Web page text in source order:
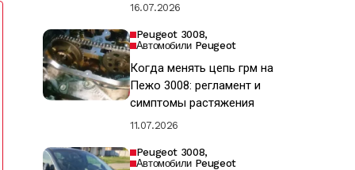
16.07.2026
Peugeot 3008
Автомобили Peugeot
Когда менять цепь грм на
Пежо 3008: регламент и
симптомы растяжения
11.07.2026
Peugeot 3008
Автомобили Peugeot